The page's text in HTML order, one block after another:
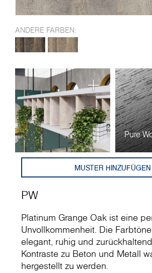
ANDERE FARBEN:
Pure
PW
MUSTER HINZUFÜGEN
Platinum Grange Oak ist eine
Unvollkommenheit. Die
elegant, ruhig und
Kontraste zu Beton und Metall
hergestellt zu werden.